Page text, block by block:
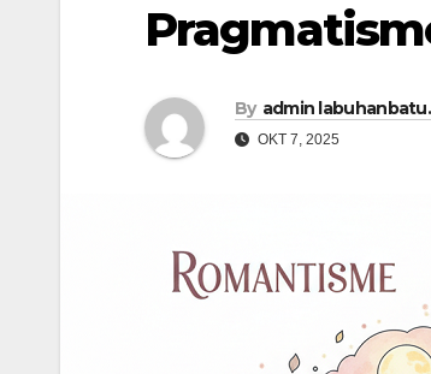
By admin
OKT 7, 2025